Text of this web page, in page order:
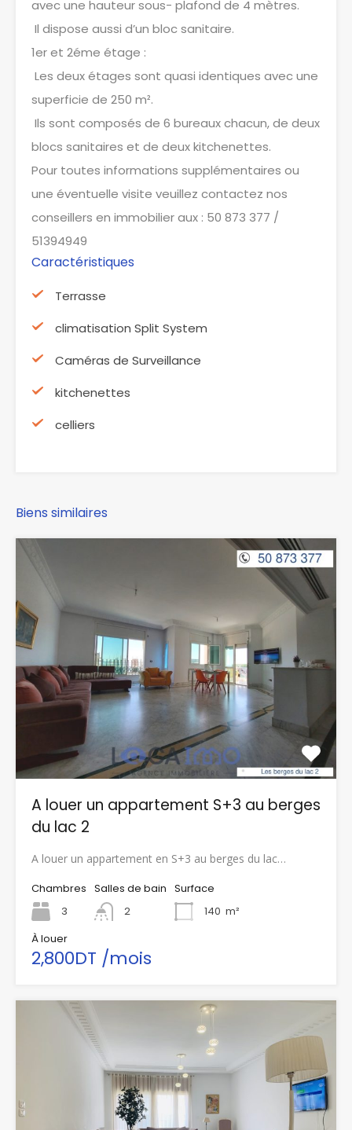
avec une hauteur sous- plafond de 4 mètres.
Il dispose aussi d’un bloc sanitaire.
1er et 2éme étage :
Les deux étages sont quasi identiques avec une
superficie de 250 m².
Ils sont composés de 6 bureaux chacun, de deux
blocs sanitaires et de deux kitchenettes.
Pour toutes informations supplémentaires ou
une éventuelle visite veuillez contactez nos
conseillers en immobilier aux : 50 873 377 /
51394949
Caractéristiques
Terrasse
climatisation Split System
Caméras de Surveillance
kitchenettes
celliers
Biens similaires
A louer un appartement S+3 au berges
du lac 2
A louer un appartement en S+3 au berges du lac…
Chambres
3
Salles de bain
2
Surface
140 m²
À louer
2,800DT /mois